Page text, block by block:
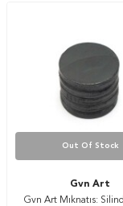
Out Of Stock
Gvn Art
Gvn Art Mıknatıs: